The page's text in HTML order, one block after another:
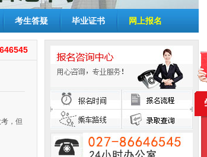
考生答疑 毕业证书 网上报名
，但